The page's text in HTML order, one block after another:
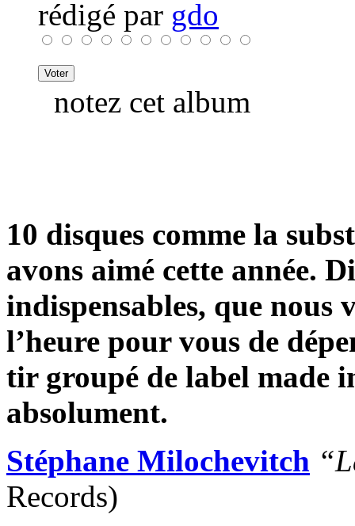
rédigé par gdo
notez cet album
10 disques comme la
avons aimé cette année.
indispensables, que nous
l’heure pour vous de
tir groupé de label made
absolument.
Stéphane Milochevitch
Records)